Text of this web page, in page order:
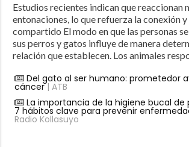
Estudios recientes indican que reaccionan
entonaciones, lo que refuerza la conexión
compartido El modo en que las personas
sus perros y gatos influye de manera
relación que establecen. Los animales
Del gato al ser humano: prometedor
cáncer| ATB
La importancia de la higiene bucal de
7 hábitos clave para prevenir
Radio Kollasuyo